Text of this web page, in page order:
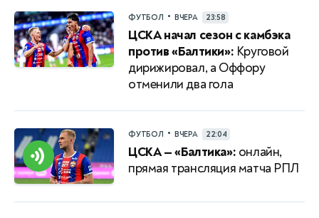
ФУТБОЛ • ВЧЕРА 23:58
ЦСКА начал сезон с камбэка
против «Балтики»: Круговой
дирижировал, а Оффору
отменили два гола
ФУТБОЛ • ВЧЕРА 22:04
ЦСКА — «Балтика»: онлайн,
прямая трансляция матча РПЛ